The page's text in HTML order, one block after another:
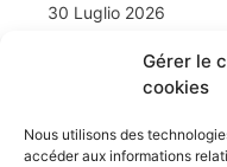
Gérer le
cookies
Nous utilisons des
accéder aux informations
30 Luglio 2026
Dal 1 al 6 ottobre
essere la capitale
la 66ª edizione
Internazionale,